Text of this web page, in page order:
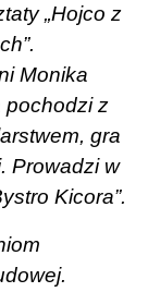
„Hojco z
Monika
pochodzi z
gra
Prowadzi w
Kicora”.